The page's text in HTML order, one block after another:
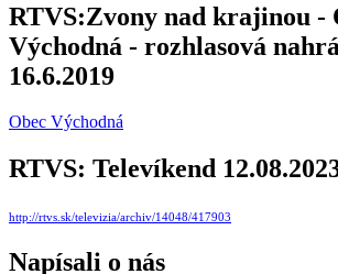
RTVS:Zvony nad krajinou -
Východná - rozhlasová
16.6.2019
Obec Východná
RTVS: Televíkend
http://rtvs.sk/televizia/archiv/14048/417903
Napísali o nás